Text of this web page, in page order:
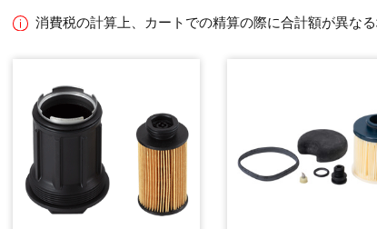
消費税の計算上、カートでの精算の際に合計額が異なる